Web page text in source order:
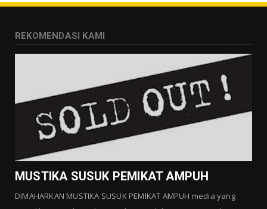
Agustus 01, 2026
MUSTIKA LANGGENG PERNIKAHAN
Agustus 01, 2026
GALLERY MUSTIKA
MUSTIKA KHODAM SURO
Agustus 01, 2026
GALLERY MUSTIKA
MUSTIKA MANTRA CINTA
REKOMENDASI KAMI
MUSTIKA SUSUK PEMIKAT AMPUH
DIMAHARKAN MUSTIKA SUSUK PEMIKAT AMPUH media yang